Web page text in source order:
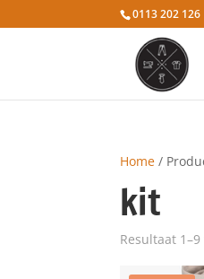
0113 202 126
Home /
kit
Resultaat